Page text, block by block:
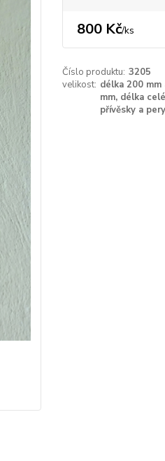
800 Kč/ks
Číslo produktu: 3205
velikost: délka 200 mm
mm, délka
přívěsky a